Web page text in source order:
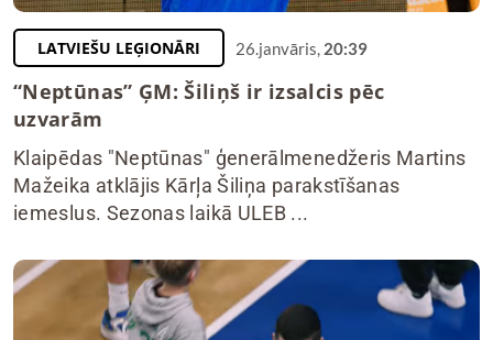
LATVIEŠU LEĢIONĀRI 26.janvāris, 20:39
“Neptūnas” ĢM: Šiliņš ir izsalcis pēc
uzvarām
Klaipēdas "Neptūnas" ģenerālmenedžeris Martins
Mažeika atklājis Kārļa Šiliņa parakstīšanas
iemeslus. Sezonas laikā ULEB ...